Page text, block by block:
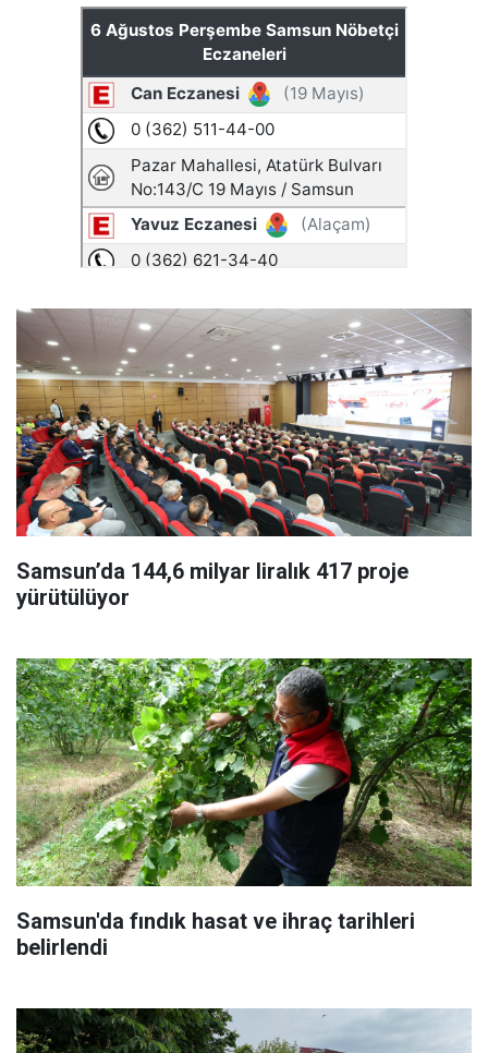
Samsun’da 144,6 milyar liralık 417 proje
yürütülüyor
Samsun'da fındık hasat ve ihraç tarihleri
belirlendi